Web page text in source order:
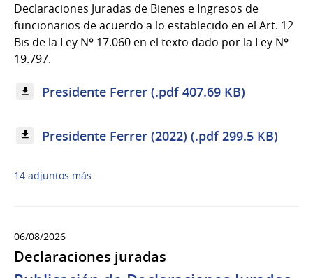
Declaraciones Juradas de Bienes e Ingresos de
funcionarios de acuerdo a lo establecido en el Art. 12
Bis de la Ley Nº 17.060 en el texto dado por la Ley Nº
19.797.
Presidente Ferrer (.pdf 407.69 KB)
Presidente Ferrer (2022) (.pdf 299.5 KB)
14 adjuntos más
06/08/2026
Declaraciones juradas